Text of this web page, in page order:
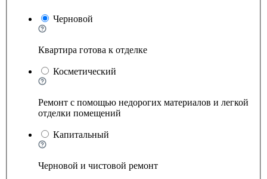
Черновой
Квартира готова к отделке
Косметический
Ремонт с помощью недорогих материалов и легкой
отделки помещений
Капитальный
Черновой и чистовой ремонт